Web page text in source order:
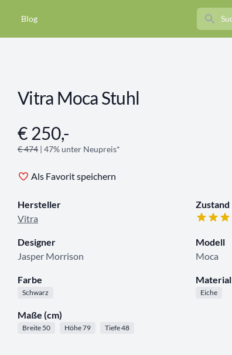
Blog Search
Vitra Moca Stuhl
Angebotsinformationen
€ 250,-
€ 474 | 47% unter Neupreis*
Als Favorit speichern
Hersteller
Vitra
Zustand
Designer
Jasper Morrison
Modell
Moca
Farbe
Schwarz
Material
Eiche
Maße (cm)
Breite 50 Höhe 79 Tiefe 48